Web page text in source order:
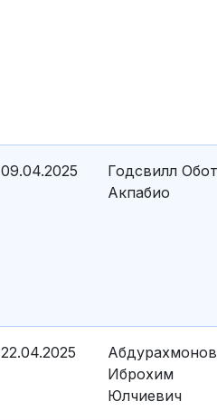
09.04.2025
Годсвилл Обот
Акпабио
22.04.2025
Абдурахмонов
Иброхим
Юлчиевич